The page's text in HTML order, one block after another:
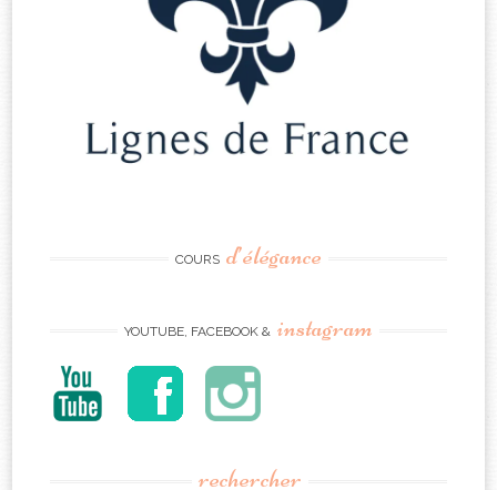
COURS d’élégance
YOUTUBE, FACEBOOK & instagram
rechercher